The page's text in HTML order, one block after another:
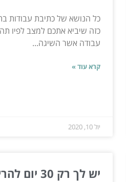
כל הנושא של כתיבת עבודות
כזה שיביא אתכם למצב לפיו
עבודה אשר השיגה...
קרא עוד »
יול 10, 2020
יש לך רק 30